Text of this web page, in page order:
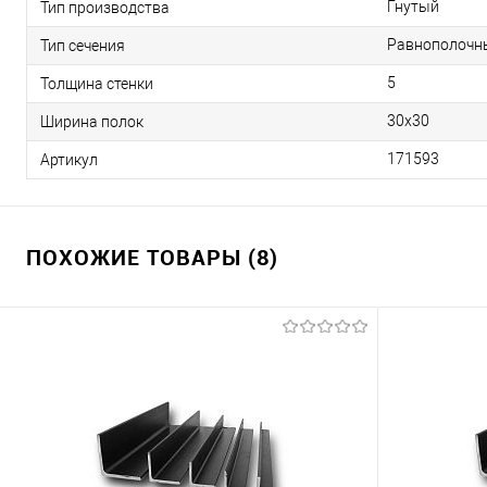
Тип производства Гнутый
Тип сечения
Толщина стенки 5
Ширина полок 30х30
Артикул 171593
ПОХОЖИЕ ТОВАРЫ (8)